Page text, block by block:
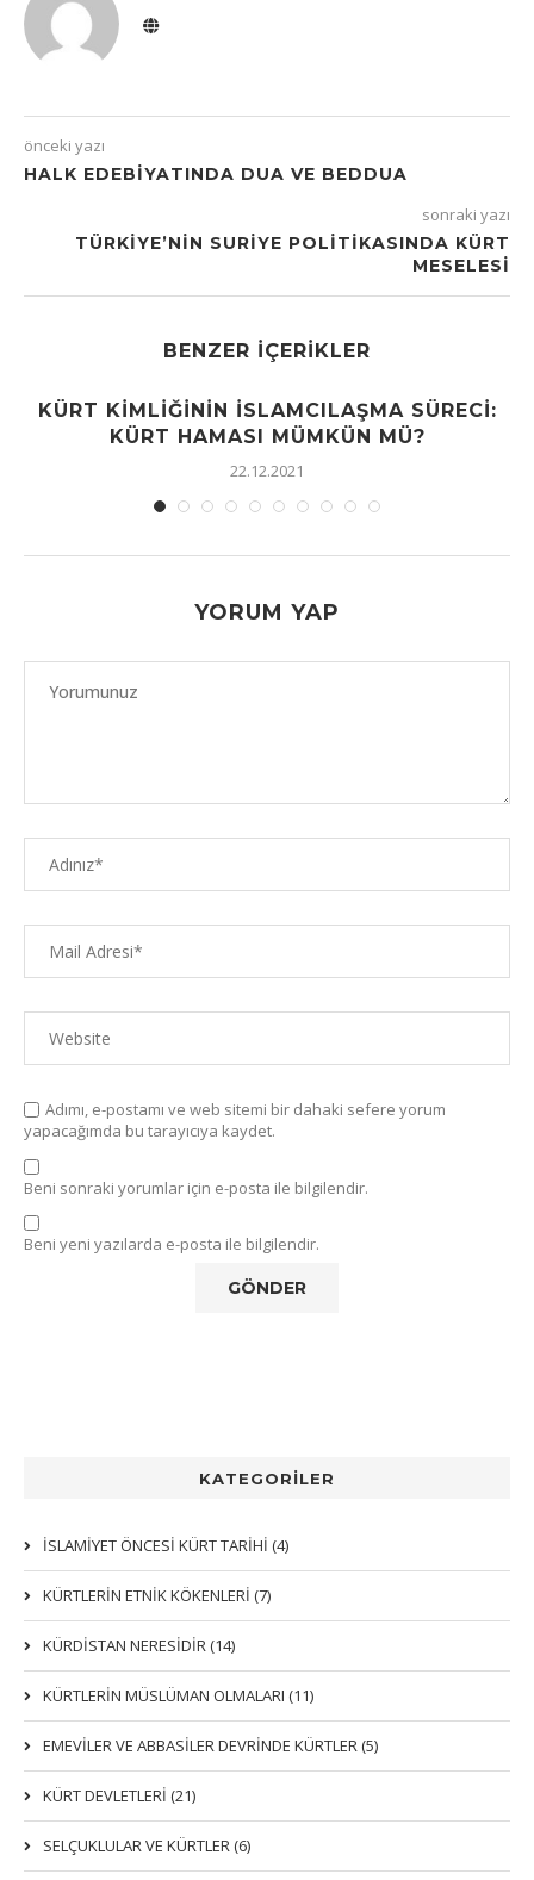
önceki yazı
HALK EDEBIYATINDA DUA VE BEDDUA
sonraki yazı
TÜRKIYE’NIN SURIYE POLITIKASINDA KÜRT
MESELESI
BENZER İÇERIKLER
KÜRT KIMLIĞININ İSLAMCILAŞMA SÜRECI:
KÜRT HAMASI MÜMKÜN MÜ?
22.12.2021
YORUM YAP
Adımı, e-postamı ve web sitemi bir dahaki sefere yorum
yapacağımda bu tarayıcıya kaydet.
Beni sonraki yorumlar için e-posta ile bilgilendir.
Beni yeni yazılarda e-posta ile bilgilendir.
KATEGORİLER
İSLAMİYET ÖNCESİ KÜRT TARİHİ (4)
KÜRTLERIN ETNIK KÖKENLERI (7)
KÜRDİSTAN NERESİDİR (14)
KÜRTLERİN MÜSLÜMAN OLMALARI (11)
EMEVİLER VE ABBASİLER DEVRİNDE KÜRTLER (5)
KÜRT DEVLETLERİ (21)
SELÇUKLULAR VE KÜRTLER (6)